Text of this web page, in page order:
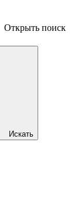
Открыть поиск
Искать